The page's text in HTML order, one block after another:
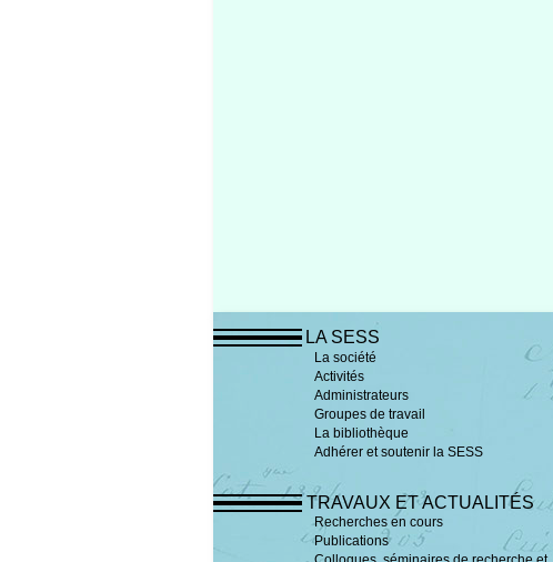
LA SESS
TRAVAUX ET ACTUALITÉS
La société
Activités
Administrateurs
Groupes de travail
La bibliothèque
Adhérer et soutenir la SESS
Recherches en cours
Publications